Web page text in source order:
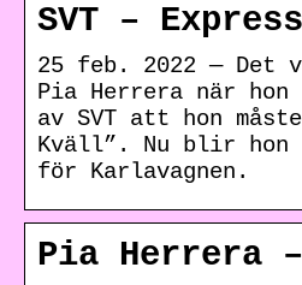
SVT –
25 feb. 2022 — Det
Pia Herrera när
av SVT att hon
Kväll”. Nu blir hon
för Karlavagnen.
Pia Herrera